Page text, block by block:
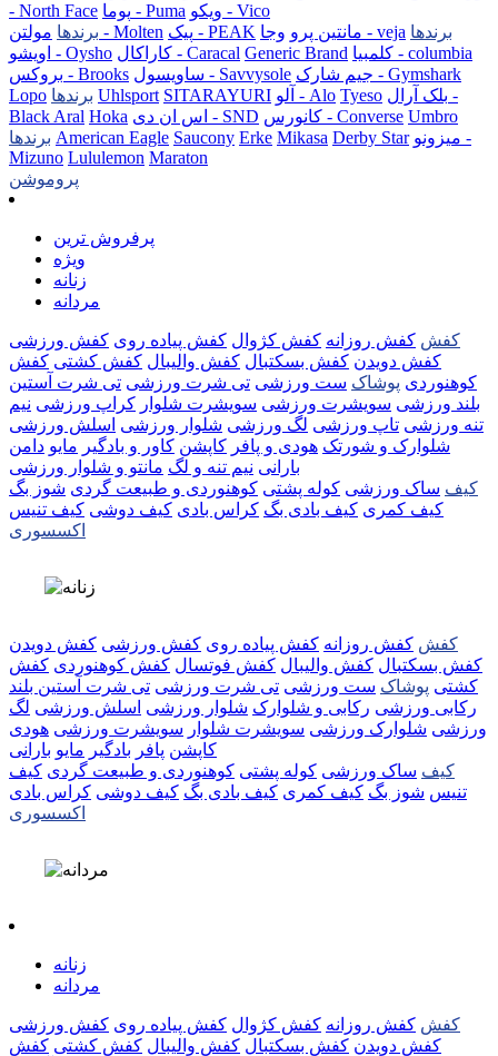
- North Face
پوما - Puma
ویکو - Vico
برندها مولتن - Molten پیک - PEAK مانتین پرو وجا - veja برندها
اویشو - Oysho
کاراکال - Caracal Generic Brand
کلمبیا - columbia
بروکس - Brooks
ساویسول - Savvysole
جیم شارک - Gymshark
Lopo برندها Uhlsport SITARAYURI آلو - Alo Tyeso بلک آرال -
Black Aral Hoka اس ان دی - SND کانورس - Converse Umbro
برندها American Eagle Saucony Erke Mikasa Derby Star میزونو -
Mizuno Lululemon Maraton
پروموشن
پرفروش ترین
ویژه
زنانه
مردانه
کفش کفش روزانه کفش کژوال کفش پیاده روی کفش ورزشی
کفش دویدن کفش بسکتبال کفش والیبال کفش کشتی کفش
کوهنوردی پوشاک ست ورزشی تی شرت ورزشی تی شرت آستین
بلند ورزشی سویشرت ورزشی سویشرت شلوار کراپ ورزشی نیم
تنه ورزشی تاپ ورزشی لگ ورزشی شلوار ورزشی اسلش ورزشی
شلوارک و شورتک هودی و پافر کاپشن کاور و بادگیر مایو دامن
بارانی نیم تنه و لگ مانتو و شلوار ورزشی
کیف ساک ورزشی کوله پشتی کوهنوردی و طبیعت گردی شوز بگ
کیف کمری کیف بادی بگ کراس بادی کیف دوشی کیف تنیس
اکسسوری
کفش کفش روزانه کفش پیاده روی کفش ورزشی کفش دویدن
کفش بسکتبال کفش والیبال کفش فوتسال کفش کوهنوردی کفش
کشتی پوشاک ست ورزشی تی شرت ورزشی تی شرت آستین بلند
رکابی ورزشی رکابی و شلوارک شلوار ورزشی اسلش ورزشی لگ
ورزشی شلوارک ورزشی سویشرت شلوار سویشرت ورزشی هودی
کاپشن پافر بادگیر مایو بارانی
کیف ساک ورزشی کوله پشتی کوهنوردی و طبیعت گردی کیف
تنیس شوز بگ کیف کمری کیف بادی بگ کیف دوشی کراس بادی
اکسسوری
زنانه
مردانه
کفش کفش روزانه کفش کژوال کفش پیاده روی کفش ورزشی
کفش دویدن کفش بسکتبال کفش والیبال کفش کشتی کفش